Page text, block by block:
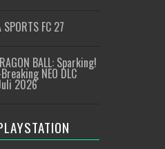
FC 27
BALL: Sparking!
NEO DLC
2026